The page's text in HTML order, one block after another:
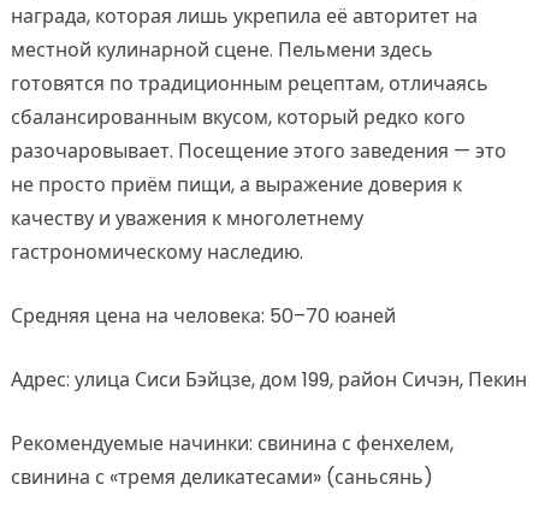
награда, которая лишь укрепила её авторитет на
местной кулинарной сцене. Пельмени здесь
готовятся по традиционным рецептам, отличаясь
сбалансированным вкусом, который редко кого
разочаровывает. Посещение этого заведения — это
не просто приём пищи, а выражение доверия к
качеству и уважения к многолетнему
гастрономическому наследию.
Средняя цена на человека: 50–70 юаней
Адрес: улица Сиси Бэйцзе, дом 199, район Сичэн, Пекин
Рекомендуемые начинки: свинина с фенхелем,
свинина с «тремя деликатесами» (саньсянь)